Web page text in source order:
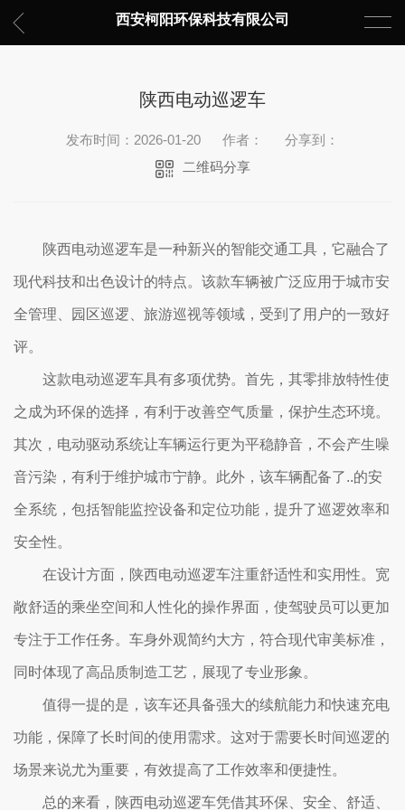
西安柯阳环保科技有限公司
陕西电动巡逻车
发布时间：2026-01-20 作者：
分享到：
二维码分享
陕西电动巡逻车是一种新兴的智能交通工具，它融合了
现代科技和出色设计的特点。该款车辆被广泛应用于城市安
全管理、园区巡逻、旅游巡视等领域，受到了用户的一致好
评。
这款电动巡逻车具有多项优势。首先，其零排放特性使
之成为环保的选择，有利于改善空气质量，保护生态环境。
其次，电动驱动系统让车辆运行更为平稳静音，不会产生噪
音污染，有利于维护城市宁静。此外，该车辆配备了..的安
全系统，包括智能监控设备和定位功能，提升了巡逻效率和
安全性。
在设计方面，陕西电动巡逻车注重舒适性和实用性。宽
敞舒适的乘坐空间和人性化的操作界面，使驾驶员可以更加
专注于工作任务。车身外观简约大方，符合现代审美标准，
同时体现了高品质制造工艺，展现了专业形象。
值得一提的是，该车还具备强大的续航能力和快速充电
功能，保障了长时间的使用需求。这对于需要长时间巡逻的
场景来说尤为重要，有效提高了工作效率和便捷性。
总的来看，陕西电动巡逻车凭借其环保、安全、舒适、